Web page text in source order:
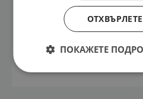
Дизайнът
следва
контур
ПОКАЖЕТЕ